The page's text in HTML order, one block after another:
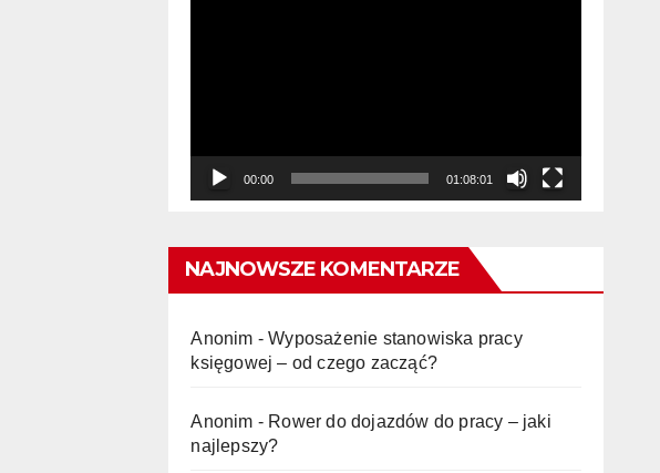
00:00 01:08:01
NAJNOWSZE KOMENTARZE
Anonim -Wyposażenie stanowiska pracy
księgowej – od czego zacząć?
Anonim - Rower do dojazdów do pracy – jaki
najlepszy?